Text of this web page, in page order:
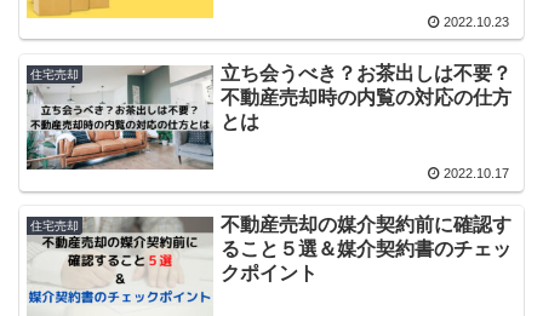
2022.10.23
住宅売却
立ち会うべき？お茶出しは不要？
不動産売却時の内覧の対応の仕方
とは
2022.10.17
住宅売却
不動産売却の媒介契約前に確認す
ること５選＆媒介契約書のチェッ
クポイント